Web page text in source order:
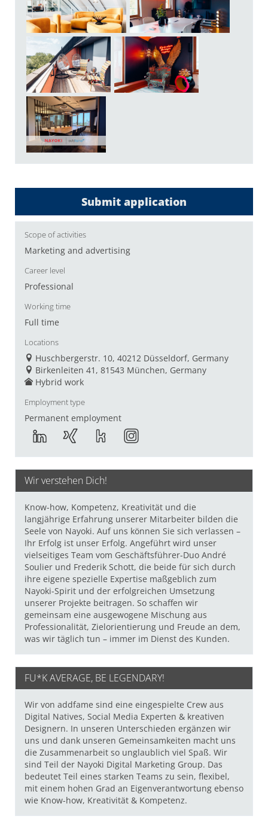
Submit application
Scope of activities
Marketing and advertising
Career level
Professional
Working time
Full time
Locations
Huschbergerstr. 10, 40212 Düsseldorf, Germany
Birkenleiten 41, 81543 München, Germany
Hybrid work
Employment type
Permanent employment
Wir verstehen Dich!
Know-how, Kompetenz, Kreativität und die
langjährige Erfahrung unserer Mitarbeiter bilden die
Seele von Nayoki. Auf uns können Sie sich verlassen –
Ihr Erfolg ist unser Erfolg. Angeführt wird unser
vielseitiges Team vom Geschäftsführer-Duo André
Soulier und Frederik Schott, die beide für sich durch
ihre eigene spezielle Expertise maßgeblich zum
Nayoki-Spirit und der erfolgreichen Umsetzung
unserer Projekte beitragen. So schaffen wir
gemeinsam eine ausgewogene Mischung aus
Professionalität, Zielorientierung und Freude an dem,
was wir täglich tun – immer im Dienst des Kunden.
FU*K AVERAGE, BE LEGENDARY!
Wir von addfame sind eine eingespielte Crew aus
Digital Natives, Social Media Experten & kreativen
Designern. In unseren Unterschieden ergänzen wir
uns und dank unseren Gemeinsamkeiten macht uns
die Zusammenarbeit so unglaublich viel Spaß. Wir
sind Teil der Nayoki Digital Marketing Group. Das
bedeutet Teil eines starken Teams zu sein, flexibel,
mit einem hohen Grad an Eigenverantwortung ebenso
wie Know-how, Kreativität & Kompetenz.